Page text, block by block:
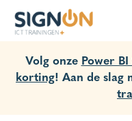
Volg onze Power
korting! Aan de slag